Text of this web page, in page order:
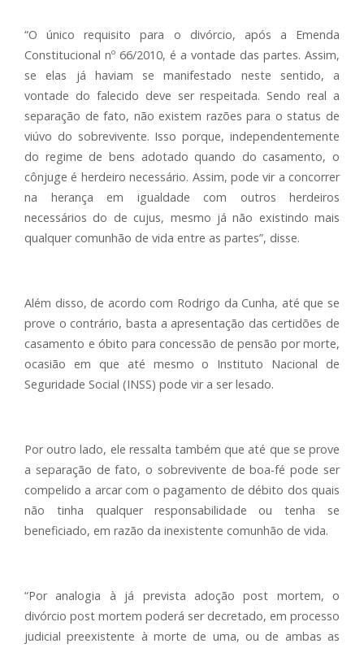
“O único requisito para o divórcio, após a Emenda
Constitucional nº 66/2010, é a vontade das partes. Assim,
se elas já haviam se manifestado neste sentido, a
vontade do falecido deve ser respeitada. Sendo real a
separação de fato, não existem razões para o status de
viúvo do sobrevivente. Isso porque, independentemente
do regime de bens adotado quando do casamento, o
cônjuge é herdeiro necessário. Assim, pode vir a concorrer
na herança em igualdade com outros herdeiros
necessários do de cujus, mesmo já não existindo mais
qualquer comunhão de vida entre as partes”, disse.
Além disso, de acordo com Rodrigo da Cunha, até que se
prove o contrário, basta a apresentação das certidões de
casamento e óbito para concessão de pensão por morte,
ocasião em que até mesmo o Instituto Nacional de
Seguridade Social (INSS) pode vir a ser lesado.
Por outro lado, ele ressalta também que até que se prove
a separação de fato, o sobrevivente de boa-fé pode ser
compelido a arcar com o pagamento de débito dos quais
não tinha qualquer responsabilidade ou tenha se
beneficiado, em razão da inexistente comunhão de vida.
“Por analogia à já prevista adoção post mortem, o
divórcio post mortem poderá ser decretado, em processo
judicial preexistente à morte de uma, ou de ambas as